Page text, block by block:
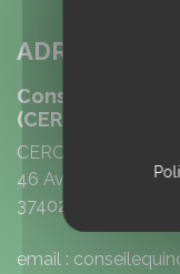
ADRESSE
Conseil Equin
(CERC)
CERC
46 Avenue Emile
37402 Amboise
email :